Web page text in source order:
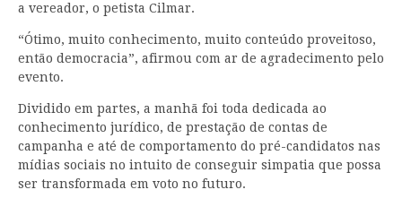
a vereador, o petista Cilmar.
“Ótimo, muito conhecimento, muito conteúdo proveitoso,
então democracia”, afirmou com ar de agradecimento pelo
evento.
Dividido em partes, a manhã foi toda dedicada ao
conhecimento jurídico, de prestação de contas de
campanha e até de comportamento do pré-candidatos nas
mídias sociais no intuito de conseguir simpatia que possa
ser transformada em voto no futuro.